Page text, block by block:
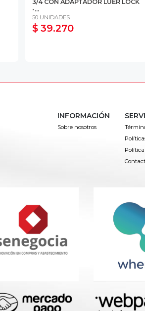
3/4 CON ADAPTADOR LUER LOCK
-...
50 UNIDADES
$ 39.270
INFORMACIÓN
Sobre nosotros